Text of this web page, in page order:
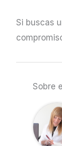
Si buscas
Sobre